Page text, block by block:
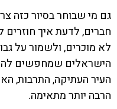
גם מי שבוחר בסיור כזה
חברים, לדעת איך
לא מוכרים, ולשמור על
העיר העתיקה, התרבות,
הרבה יותר מתאימה.